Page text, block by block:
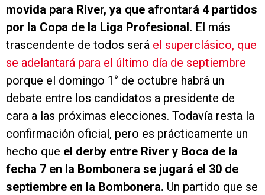
movida para River, ya que afrontará 4 partidos
por la Copa de la Liga Profesional. El más
trascendente de todos será el superclásico, que
se adelantará para el último día de septiembre
porque el domingo 1° de octubre habrá un
debate entre los candidatos a presidente de
cara a las próximas elecciones. Todavía resta la
confirmación oficial, pero es prácticamente un
hecho que el derby entre River y Boca de la
fecha 7 en la Bombonera se jugará el 30 de
septiembre en la Bombonera. Un partido que se